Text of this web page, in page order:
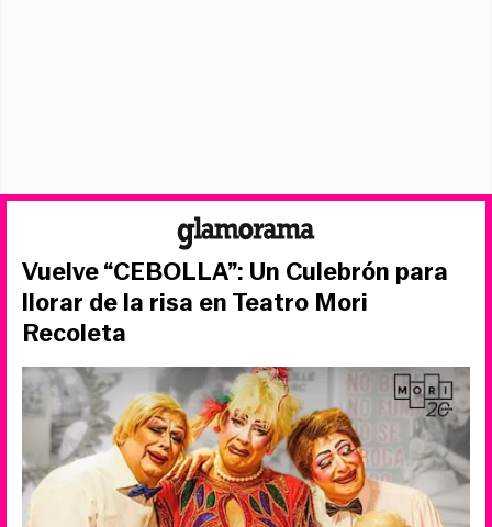
Vuelve “CEBOLLA”: Un Culebrón para
llorar de la risa en Teatro Mori
Recoleta